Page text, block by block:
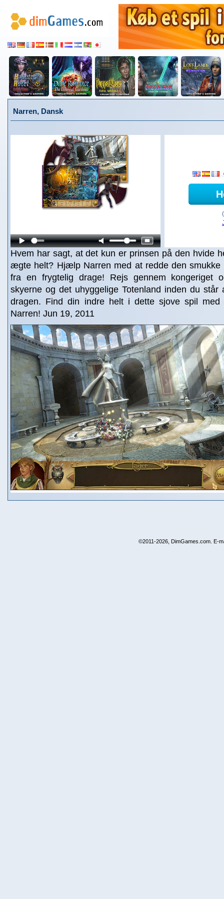
Narren, Dansk
Hvem har sagt, at det kun er prinsen på den hvide
ægte helt? Hjælp Narren med at redde den smukke
fra en frygtelig drage! Rejs gennem kongeriget
skyerne og det uhyggelige Totenland inden du står
dragen. Find din indre helt i dette sjove spil med
Narren! Jun 19, 2011
©2011-2026, DimGames.com. E-